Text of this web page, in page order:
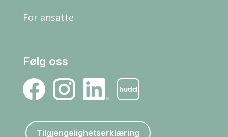
For ansatte
Følg oss
Tilgjengelighetserklæring